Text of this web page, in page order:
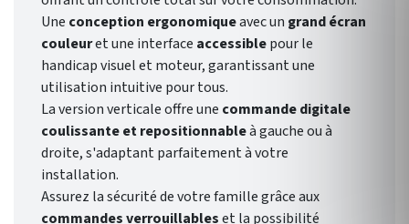
Une conception ergonomiqueavec un grand écran
couleuret une interface accessiblepour le
handicap visuel et moteur, garantissant une
utilisation intuitive pour tous.
La version verticale offre une commande digitale
coulissante et repositionnableà gauche ou à
droite, s'adaptant parfaitement à votre
installation.
Assurez la sécurité de votre famille grâce aux
commandes verrouillableset la possibilité